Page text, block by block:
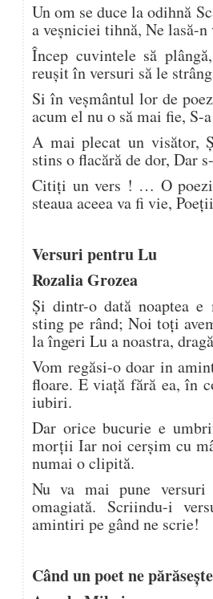
Un om se duce la odihnă
a veșniciei tihnă, Ne lasă-n
Încep cuvintele să
reușit în versuri să le
Si în veșmântul lor de
acum el nu o să mai fie,
A mai plecat un visător,
stins o flacără de dor, Dar
Citiți un vers ! … O
steaua aceea va fi vie,
Versuri pentru Lu
Rozalia Grozea
Și dintr-o dată noaptea e
sting pe rând; Noi toți
la îngeri Lu a noastra,
Vom regăsi-o doar in
floare. E viață fără ea, în
iubiri.
Dar orice bucurie e
morții Iar noi cerșim cu
numai o clipită.
Nu va mai pune
omagiată. Scriindu-i
amintiri pe gând ne scrie!
Când un poet ne părăsește